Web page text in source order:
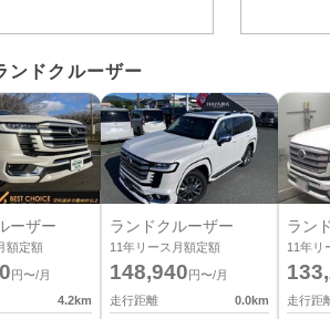
ンドクルーザー
ーザー
額定額
円〜/月
4.2km
ランドクルーザー
11年リース月額定額
148,940 円〜/月
走行距離
0.0km
ラン
11年リ
走行距